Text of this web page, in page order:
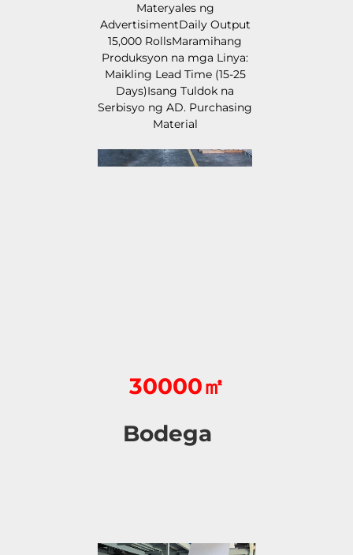
Materyales ng
AdvertisimentDaily Output
15,000 RollsMaramihang
Produksyon na mga Linya:
Maikling Lead Time (15-25
Days)Isang Tuldok na
Serbisyo ng AD. Purchasing
Material
30000㎡
Bodega